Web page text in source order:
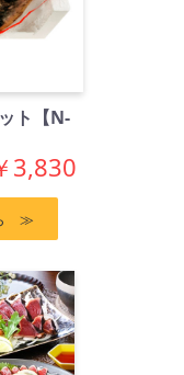
ト【N-
3,830
ら ≫